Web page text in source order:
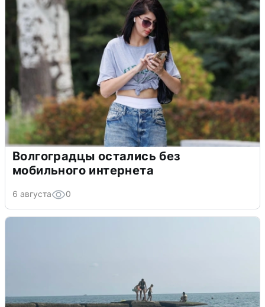
Волгоградцы остались без
мобильного интернета
6 августа 0